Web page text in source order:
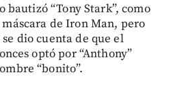
“Tony Stark”, como
de Iron Man, pero
dio cuenta de que el
optó por “Anthony”
“bonito”.